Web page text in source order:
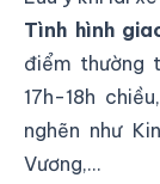
Tình hình
điểm thường
17h-18h
nghẽn như
Vương,...